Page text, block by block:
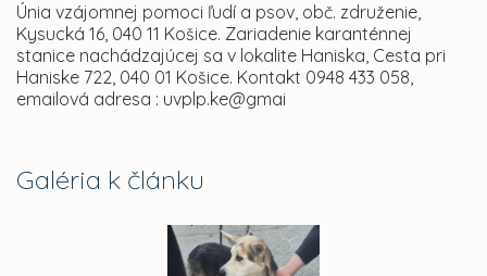
Galéria k článku
Únia vzájomnej pomoci ľudí a psov, obč. združenie,
Kysucká 16, 040 11 Košice. Zariadenie karanténnej
stanice nachádzajúcej sa v lokalite Haniska, Cesta pri
Haniske 722, 040 01 Košice. Kontakt 0948 433 058,
emailová adresa : uvplp.ke@gmai